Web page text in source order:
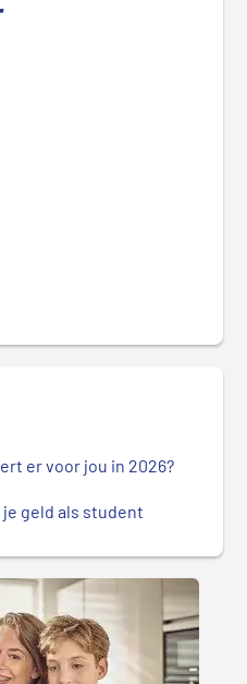
er voor jou in 2026?
geld als student